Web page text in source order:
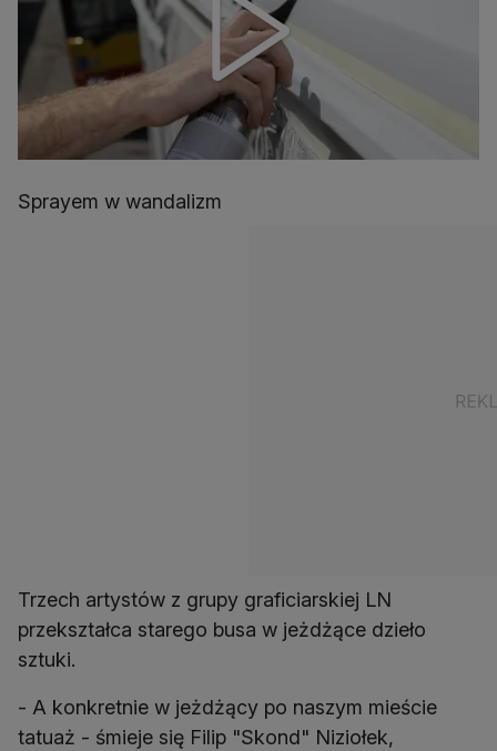
Sprayem w wandalizm
Trzech artystów z grupy graficiarskiej LN
przekształca starego busa w jeżdżące dzieło
sztuki.
- A konkretnie w jeżdżący po naszym mieście
tatuaż - śmieje się Filip "Skond" Niziołek,